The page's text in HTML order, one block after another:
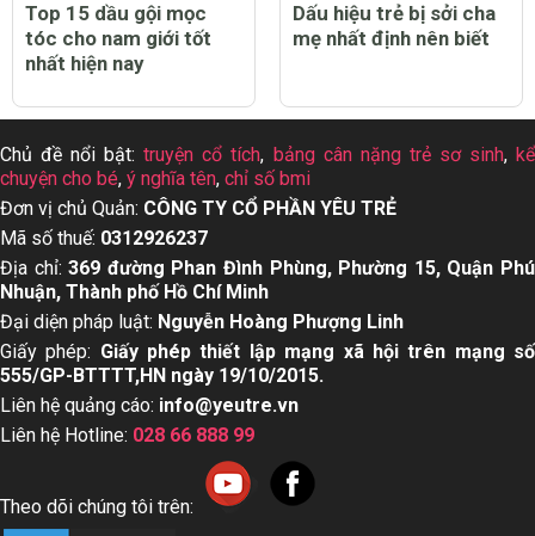
Top 15 dầu gội mọc
tóc cho nam giới tốt
nhất hiện nay
Dấu hiệu trẻ bị sởi cha
mẹ nhất định nên biết
Chủ đề nổi bật:truyện cổ tích, bảng cân nặng trẻ sơ sinh, kể
chuyện cho bé, ý nghĩa tên, chỉ số bmi
Đơn vị chủ Quản: CÔNG TY CỔ PHẦN YÊU TRẺ
Mã số thuế: 0312926237
Địa chỉ:369 đường Phan Đình Phùng, Phường 15, Quận Phú
Nhuận, Thành phố Hồ Chí Minh
Đại diện pháp luật: Nguyễn Hoàng Phượng Linh
Giấy phép: Giấy phép thiết lập mạng xã hội trên mạng số
555/GP-BTTTT,HN ngày 19/10/2015.
Liên hệ quảng cáo: info@yeutre.vn
Liên hệ Hotline: 028 66 888 99
Theo dõi chúng tôi trên: